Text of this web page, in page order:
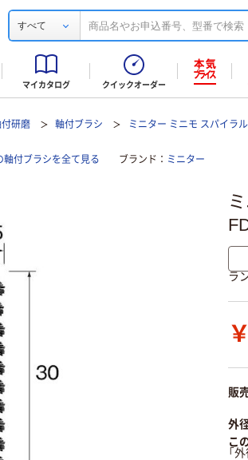
すべて
マイカタログ クイックオーダー
研磨 軸付ブラシ ミニター ミニモ スパイラ
軸付ブラシを全て見る ブランド ミニター
ラ
販
外
こ
「